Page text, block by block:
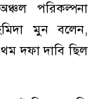
পরিকল্পনা
মুন বলেন,
দফা দাবি ছিল